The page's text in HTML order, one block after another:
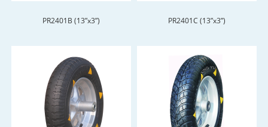
PR2401B (13”x3”) PR2401C (13”x3”)